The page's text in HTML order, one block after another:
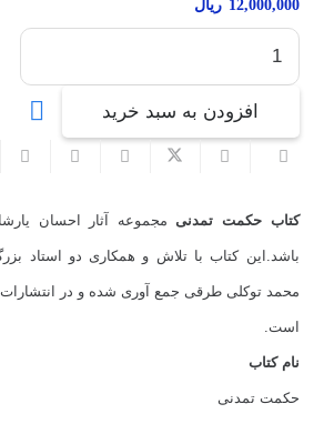
12,000,000 ریال
حکمت
آثار
یارشاطر
عدد
افزودن به سبد خرید
کتاب حکمت تمدنی
باشد.این کتاب با تلاش و همکاری دو استاد
محمد توکلی طرقی جمع آوری شده و در انتشارات
است.
نام کتاب
حکمت تمدنی